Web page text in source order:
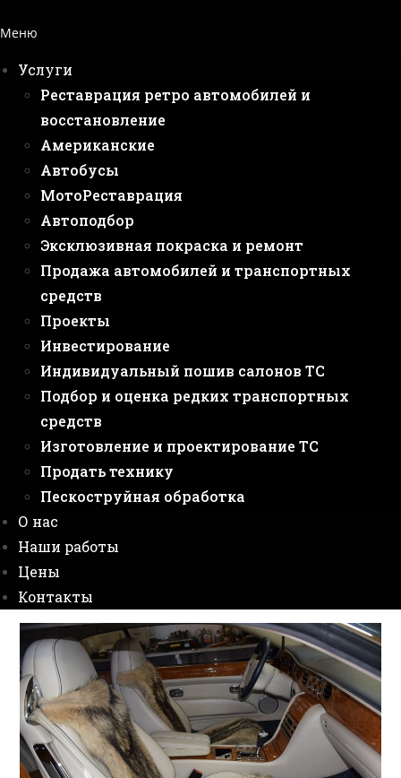
Меню
Услуги
Реставрация ретро автомобилей и
восстановление
Американские
Автобусы
МотоРеставрация
Автоподбор
Эксклюзивная покраска и ремонт
Продажа автомобилей и транспортных
средств
Проекты
Инвестирование
Индивидуальный пошив салонов ТС
Подбор и оценка редких транспортных
средств
Изготовление и проектирование ТС
Продать технику
Пескоструйная обработка
О нас
Наши работы
Цены
Контакты